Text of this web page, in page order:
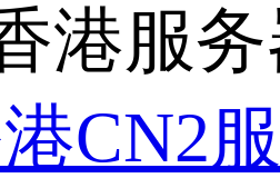
港服
CN2